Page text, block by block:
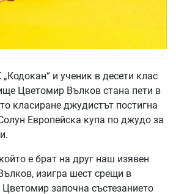
и ученик в десети клас
Цветомир Вълков стана пети в
класиране джудистът постигна
Европейска купа по джудо за
е брат на друг наш изявен
изигра шест срещи в
Цветомир започна състезанието